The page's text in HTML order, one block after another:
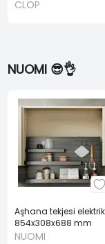
CLOP
NUOMI 😎👌
Aşhana tekjesi
854x308x688 mm
(NUOMI)
NUOMI